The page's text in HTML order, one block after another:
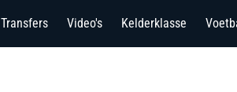
Transfers Video's Kelderklasse